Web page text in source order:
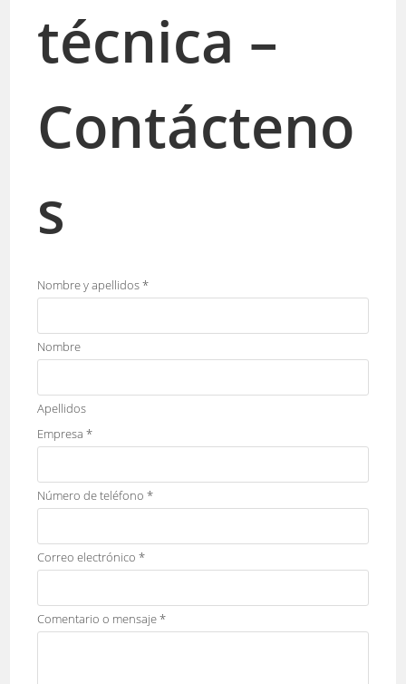
técnica –
Contácteno
s
Nombre y apellidos*
Nombre
Apellidos
Empresa*
Número de teléfono*
Correo electrónico*
Comentario o mensaje*